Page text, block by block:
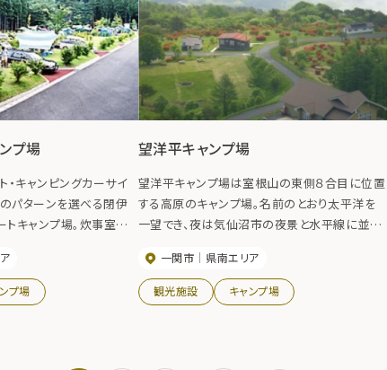
プ場
・キャンピングカーサイ
のパターンを選べる閉伊
キャンプ場。炊事室や
完備し、隣の湯ったり館
ンプ初心者でも安心し
釣りの拠点にも最適で
プ場
望洋平キャンプ場
望洋平キャンプ場は室根山の東側８合目に位置
する高原のキャンプ場。名前のとおり太平洋を
一望でき、夜は気仙沼市の夜景と水平線に並ぶ
キャンプ場もあり、炊事棟や温水シャワーも整備
されている。
一関市 県南エリア
観光施設 キャンプ場